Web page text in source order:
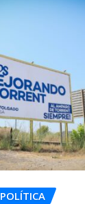
POLÍTICA